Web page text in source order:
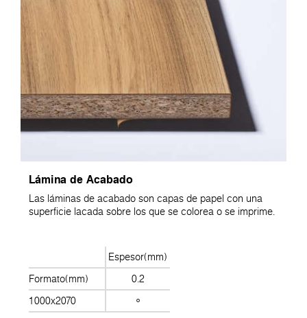
Lámina de Acabado
Las láminas de acabado son capas de papel con una
superficie lacada sobre los que se colorea o se imprime.
Espesor(mm)
Formato(mm)
0.2
1000x2070